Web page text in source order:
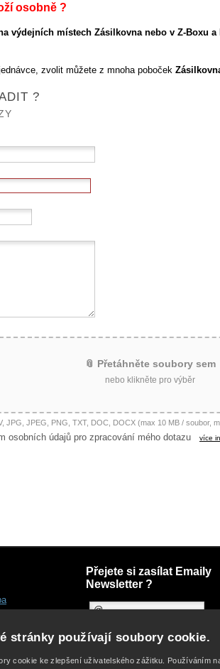
osobně ?
výdejních místech Zásilkovna nebo v Z-Boxu
zvolit můžete z mnoha poboček
?
📎 Přetáhněte soubory sem
nebo klikněte pro výběr
JPG, JPEG, PNG, TXT, DOC, DOCX (max 10 MB / soubor,
osobních údajů pro zpracování mého dotazu více
Přejete si zasílat Emaily
Newsletter ?
stránky používají soubory cookie.
cookie ke zlepšení uživatelského zážitku. Používáním